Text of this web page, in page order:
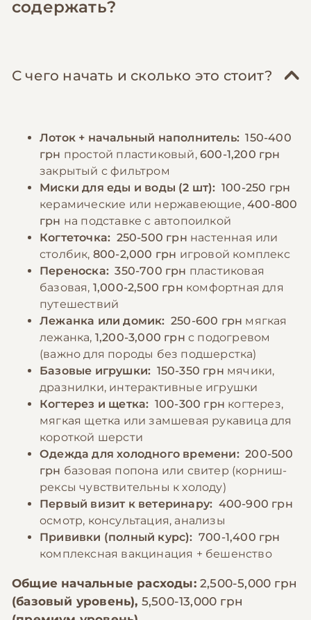
содержать?
С чего начать и сколько это стоит?
Лоток + начальный наполнитель: 150-400
грн простой пластиковый,600-1,200 грн
закрытый с фильтром
Миски для еды и воды (2 шт): 100-250 грн
керамические или нержавеющие, 400-800
грн на подставке с автопоилкой
Когтеточка: 250-500 грн настенная или
столбик, 800-2,000 грн игровой комплекс
Переноска: 350-700 грн пластиковая
базовая, 1,000-2,500 грн комфортная для
путешествий
Лежанка или домик: 250-600 грн мягкая
лежанка, 1,200-3,000 грн с подогревом
(важно для породы без подшерстка)
Базовые игрушки: 150-350 грн мячики,
дразнилки, интерактивные игрушки
Когтерез и щетка: 100-300 грн когтерез,
мягкая щетка или замшевая рукавица для
короткой шерсти
Одежда для холодного времени: 200-500
грн базовая попона или свитер (корниш-
рексы чувствительны к холоду)
Первый визит к ветеринару: 400-900 грн
осмотр, консультация, анализы
Прививки (полный курс): 700-1,400 грн
комплексная вакцинация + бешенство
Общие начальные расходы: 2,500-5,000 грн
(базовый уровень), 5,500-13,000 грн